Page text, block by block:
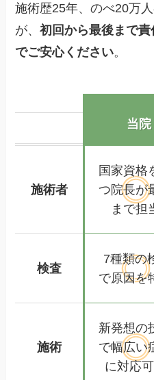
施術歴25年、のべ20万
が、初回から最後まで
でご安心ください。
当院
施術者
国家資格
つ院長が
まで担
検査
7種類の
で原因を
施術
新発想の
で幅広い
に対応